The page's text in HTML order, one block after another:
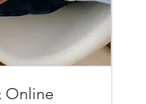
Online